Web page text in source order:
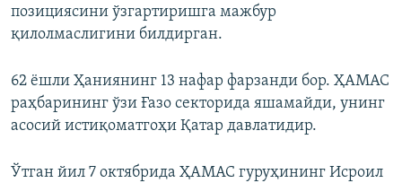
позициясини ўзгартиришга мажбур
қилолмаслигини билдирган.
62 ёшли Ҳаниянинг 13 нафар фарзанди бор. ҲАМАС
раҳбарининг ўзи Ғазо секторида яшамайди, унинг
асосий истиқоматгоҳи Қатар давлатидир.
Ўтган йил 7 октябрида ҲАМАС гуруҳининг Исроил